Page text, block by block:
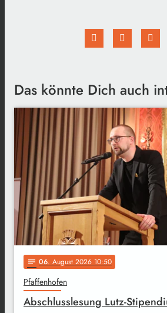
Das könnte Dich auch
notes 06. August 2026 10:50
Pfaffenhofen
Abschlusslesung Lutz-